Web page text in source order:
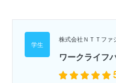
株式会社ＮＴＴファ
ワークライフ